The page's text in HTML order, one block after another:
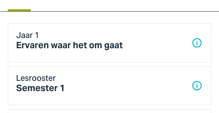
Jaar
Jaar 1
Ervaren waar het om gaat
Lesrooster
Semester 1